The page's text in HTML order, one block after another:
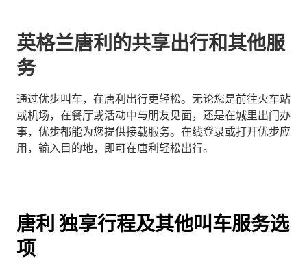
英格兰唐利的共享出行和其他服
务
通过优步叫车，在唐利出行更轻松。无论您是前往火车站
或机场，在餐厅或活动中与朋友见面，还是在城里出门办
事，优步都能为您提供接载服务。在线登录或打开优步应
用，输入目的地，即可在唐利轻松出行。
唐利 独享行程及其他叫车服务选
项